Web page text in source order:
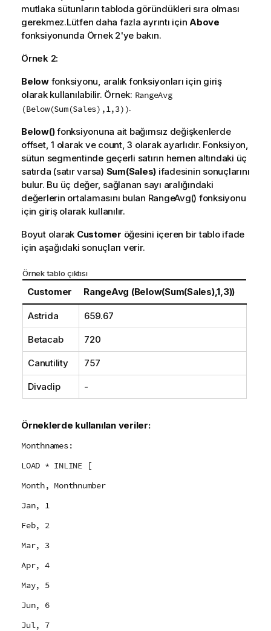
mutlaka sütunların tabloda göründükleri sıra olması
gerekmez.Lütfen daha fazla ayrıntı için Above
fonksiyonunda Örnek 2'ye bakın.
Örnek 2:
Belowfonksiyonu, aralık fonksiyonları için giriş
olarak kullanılabilir. Örnek: RangeAvg
(Below(Sum(Sales),1,3)).
Below()fonksiyonuna ait bağımsız değişkenlerde
offset, 1 olarak ve count, 3 olarak ayarlıdır. Fonksiyon,
sütun segmentinde geçerli satırın hemen altındaki üç
satırda (satır varsa) Sum(Sales) ifadesinin sonuçlarını
bulur. Bu üç değer, sağlanan sayı aralığındaki
değerlerin ortalamasını bulan RangeAvg() fonksiyonu
için giriş olarak kullanılır.
Boyut olarak Customer öğesini içeren bir tablo ifade
için aşağıdaki sonuçları verir.
Örnek tablo çıktısı
Customer RangeAvg (Below(Sum(Sales),1,3))
Astrida 659.67
Betacab 720
Canutility 757
Divadip -
Örneklerde kullanılan veriler:
Monthnames:
LOAD * INLINE [
Month, Monthnumber
Jan, 1
Feb, 2
Mar, 3
Apr, 4
May, 5
Jun, 6
Jul, 7